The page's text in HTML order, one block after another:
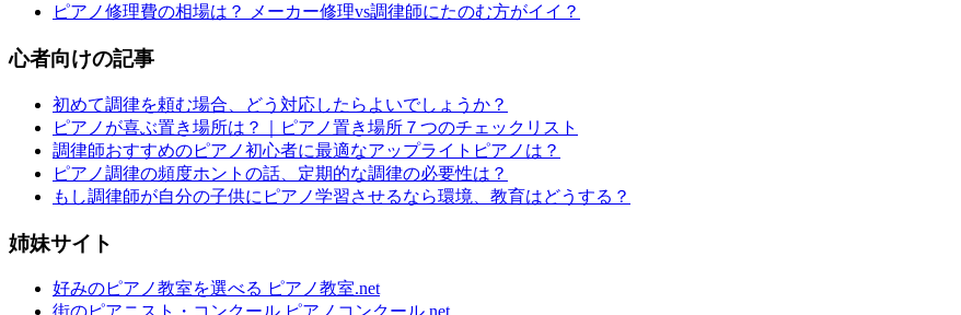
ピアノ修理費の相場は？ メーカー修理vs調律師にたのむ方がイイ？
心者向けの記事
初めて調律を頼む場合、どう対応したらよいでしょうか？
ピアノが喜ぶ置き場所は？｜ピアノ置き場所７つのチェックリスト
調律師おすすめのピアノ初心者に最適なアップライトピアノは？
ピアノ調律の頻度ホントの話、定期的な調律の必要性は？
もし調律師が自分の子供にピアノ学習させるなら環境、教育はどうする？
姉妹サイト
好みのピアノ教室を選べる ピアノ教室.net